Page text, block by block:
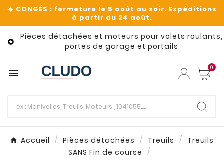

Pièces détachées et moteurs pour volets roulants,
portes de garage et portails
 0
Accueil Pièces détachées Treuils
Treuils
SANS Fin de course